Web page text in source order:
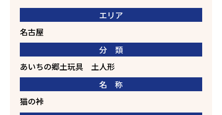
エリア
名古屋
分 類
あいちの郷土玩具
土人形
名 称
猫の裃